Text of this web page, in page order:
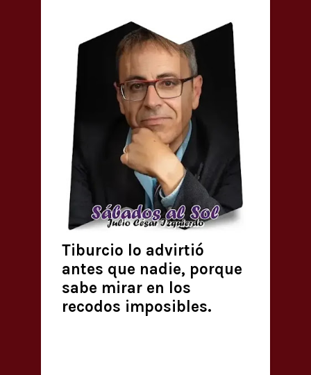
Tiburcio lo advirtió
antes que nadie, porque
sabe mirar en los
recodos imposibles.